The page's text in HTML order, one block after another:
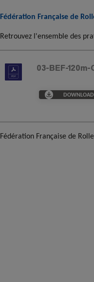
Fédération Française de
Retrouvez l'ensemble des
03-BEF-
DOWNLOAD
Fédération Française de